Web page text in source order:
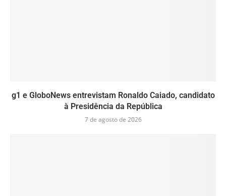
g1 e GloboNews entrevistam Ronaldo Caiado, candidato
à Presidência da República
7 de agosto de 2026